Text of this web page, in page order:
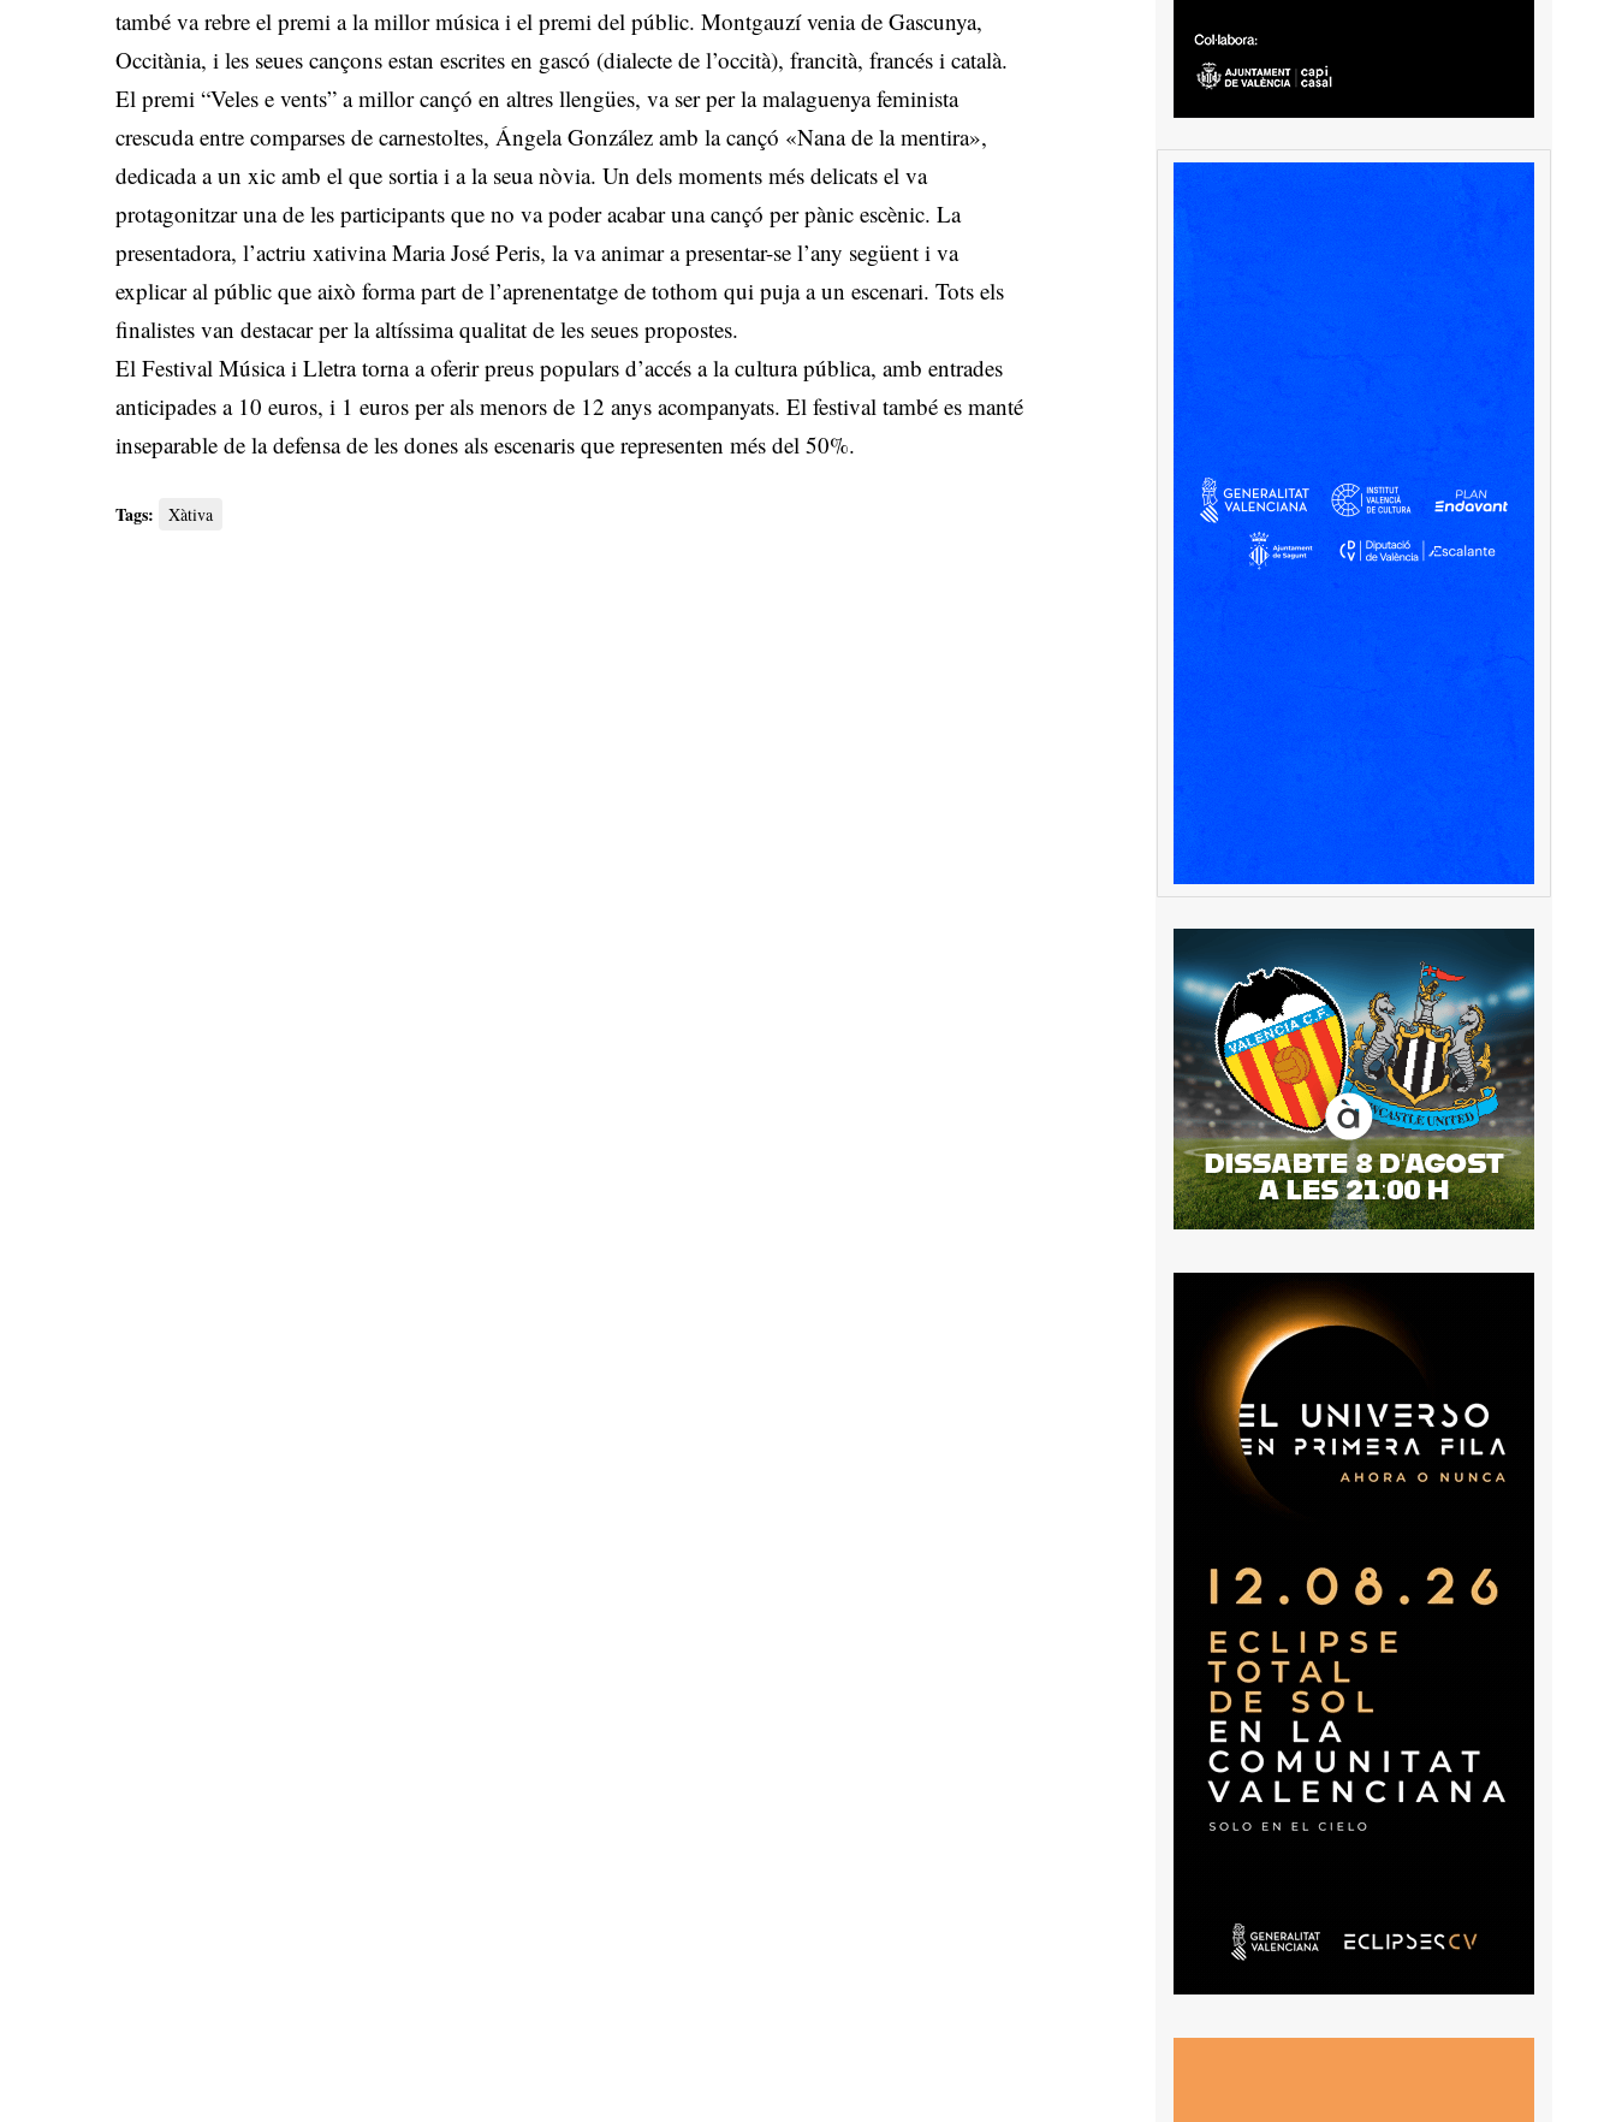
també va rebre el premi a la millor música i el premi del públic. Montgauzí venia de Gascunya,
Occitània, i les seues cançons estan escrites en gascó (dialecte de l’occità), francità, francés i català.
El premi “Veles e vents” a millor cançó en altres llengües, va ser per la malaguenya feminista
crescuda entre comparses de carnestoltes, Ángela González amb la cançó «Nana de la mentira»,
dedicada a un xic amb el que sortia i a la seua nòvia. Un dels moments més delicats el va
protagonitzar una de les participants que no va poder acabar una cançó per pànic escènic. La
presentadora, l’actriu xativina Maria José Peris, la va animar a presentar-se l’any següent i va
explicar al públic que això forma part de l’aprenentatge de tothom qui puja a un escenari. Tots els
finalistes van destacar per la altíssima qualitat de les seues propostes.
El Festival Música i Lletra torna a oferir preus populars d’accés a la cultura pública, amb entrades
anticipades a 10 euros, i 1 euros per als menors de 12 anys acompanyats. El festival també es manté
inseparable de la defensa de les dones als escenaris que representen més del 50%.
Tags: Xàtiva